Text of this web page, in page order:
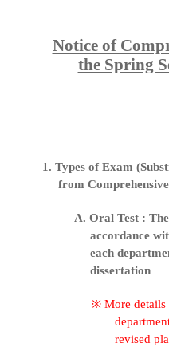
Notice of
the Spring
1. Types of Exam
from
A. Oral Test :
accordance
each
dissertation
※More details
revised